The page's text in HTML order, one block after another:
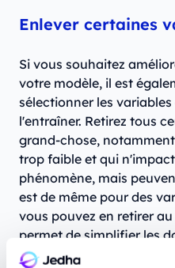
Enlever certaines
Si vous souhaitez
votre modèle, il est
sélectionner les
l'entraîner. Retirez tous
grand-chose,
trop faible et qui
phénomène, mais
est de même pour des
vous pouvez en retirer
permet de simplifier les
performances de votre